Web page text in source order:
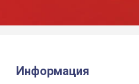
Информация